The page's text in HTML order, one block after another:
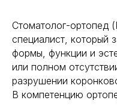
Стоматолог-ортопед
специалист, который
формы, функции и
или полном
разрушении
В компетенцию